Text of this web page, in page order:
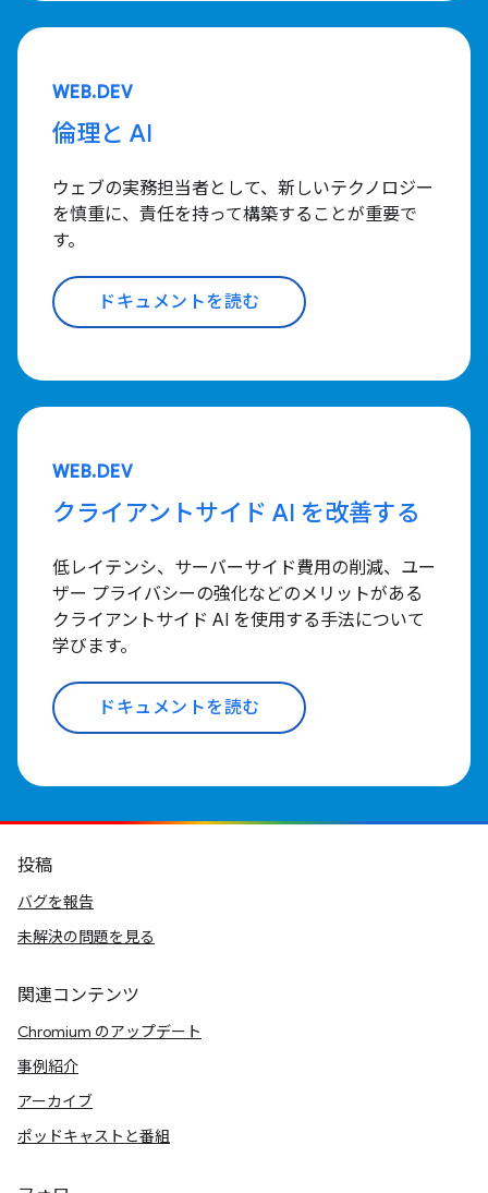
WEB.DEV
倫理と AI
ウェブの実務担当者として、新しいテクノロジー
を慎重に、責任を持って構築することが重要で
す。
ドキュメントを読む
WEB.DEV
クライアントサイド AI を改善する
低レイテンシ、サーバーサイド費用の削減、ユー
ザー プライバシーの強化などのメリットがある
クライアントサイド AI を使用する手法について
学びます。
ドキュメントを読む
投稿
バグを報告
未解決の問題を見る
関連コンテンツ
Chromium のアップデート
事例紹介
アーカイブ
ポッドキャストと番組